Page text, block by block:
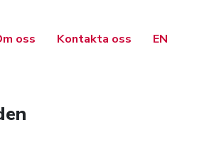
oss Kontakta oss EN